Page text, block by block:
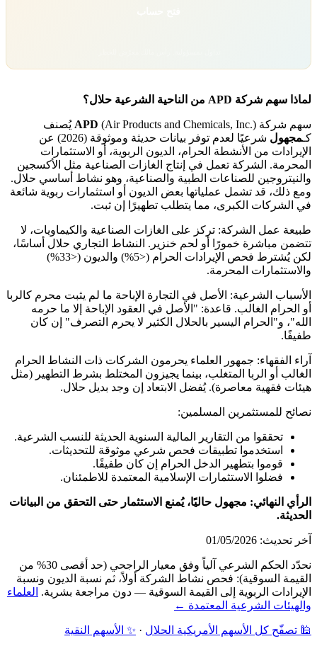
لماذا سهم شركة APD من الناحية الشرعية حلال؟
سهم شركة APD(Air Products and Chemicals, Inc.) يُصنف
كـمجهول
شرعيًا لعدم توفر بيانات حديثة وموثوقة (2026) عن
الإيرادات من الأنشطة الحرام، الديون الربوية، أو الاستثمارات
المحرمة. الشركة تعمل في إنتاج الغازات الصناعية مثل الأكسجين
والنيتروجين للصناعات الطبية والصناعية، وهو نشاط أساسي حلال.
ومع ذلك، قد تشمل عملياتها بعض الديون أو استثمارات ربوية شائعة
في الشركات الكبرى، مما يتطلب تطهيرًا إن ثبت.
طبيعة عمل الشركة: تركز على الغازات الصناعية والكيماويات، لا
تتضمن مباشرة خمورًا أو لحم خنزير. النشاط التجاري حلال أساسًا،
لكن يُشترط فحص الإيرادات الحرام (<5%) والديون (<33%)
والاستثمارات المحرمة.
الأسباب الشرعية: الأصل في التجارة الإباحة ما لم يثبت محرم كالربا
أو الحرام الغالب. قاعدة: "الأصل في العقود الإباحة إلا ما حرمه
الله"، و"الحرام اليسير بالحلال الكثير لا يحرم التصرف" إن كان
طفيفًا.
آراء الفقهاء: جمهور العلماء يحرمون الشركات ذات النشاط الحرام
الغالب أو الربا المتغلب، بينما يجيزون المختلط بشرط التطهير (مثل
هيئات فقهية معاصرة). يُفضل الابتعاد إن وجد بديل حلال.
نصائح للمستثمرين المسلمين:
تحققوا من التقارير المالية السنوية الحديثة للنسب الشرعية.
استخدموا تطبيقات فحص شرعي موثوقة للتحديثات.
قوموا بتطهير الدخل الحرام إن كان طفيفًا.
فضلوا الاستثمارات الإسلامية المعتمدة للاطمئنان.
الرأي النهائي: مجهول حاليًا، يُمنع الاستثمار حتى التحقق من البيانات
الحديثة.
آخر تحديث: 01/05/2026
نحدّد الحكم الشرعي آلياً وفق معيار الراجحي (حد أقصى 30% من
القيمة السوقية): فحص نشاط الشركة أولاً، ثم نسبة الديون ونسبة
الإيرادات الربوية إلى القيمة السوقية — دون مراجعة بشرية. العلماء
والهيئات الشرعية المعتمدة ←
🕌 تصفّح كل الأسهم الأمريكية الحلال · ✨ الأسهم النقية